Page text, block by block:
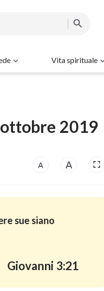
Vita spirituale
2019
sue siano
Giovanni 3:21